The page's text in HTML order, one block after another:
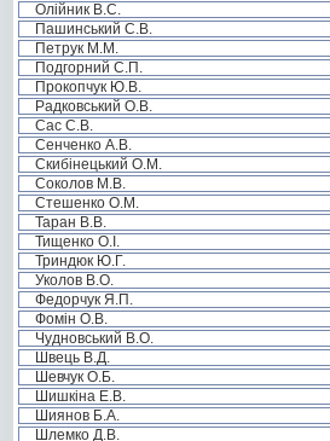
Олійник В.С.
Пашинський С.В.
Петрук М.М.
Подгорний С.П.
Прокопчук Ю.В.
Радковський О.В.
Сас С.В.
Сенченко А.В.
Скибінецький О.М.
Соколов М.В.
Стешенко О.М.
Таран В.В.
Тищенко О.І.
Триндюк Ю.Г.
Уколов В.О.
Федорчук Я.П.
Фомін О.В.
Чудновський В.О.
Швець В.Д.
Шевчук О.Б.
Шишкіна Е.В.
Шиянов Б.А.
Шлемко Д.В.